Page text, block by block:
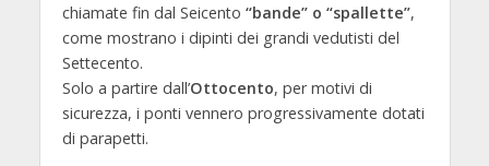
chiamate fin dal Seicento “bande” o “spallette”,
come mostrano i dipinti dei grandi vedutisti del
Settecento.
Solo a partire dall’Ottocento, per motivi di
sicurezza, i ponti vennero progressivamente dotati
di parapetti.